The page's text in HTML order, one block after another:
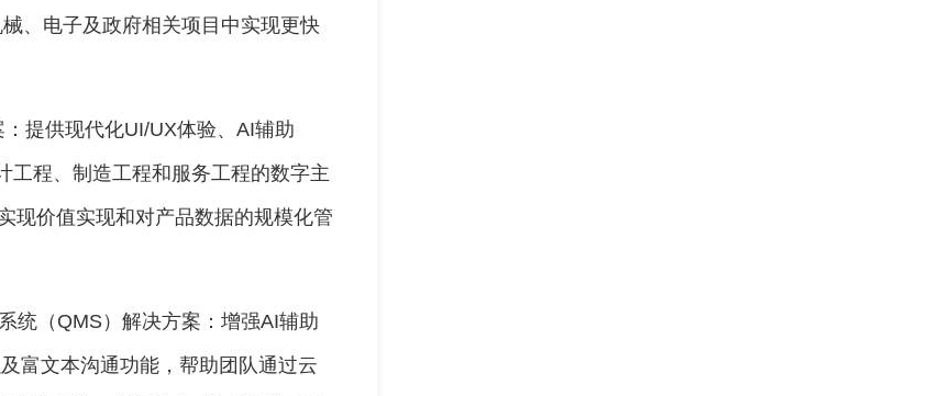
、电子及政府相关项目中实现更快
提供现代化UI/UX体验、AI辅助
工程、制造工程和服务工程的数字主
现价值实现和对产品数据的规模化管
统（QMS）解决方案：增强AI辅助
富文本沟通功能，帮助团队通过云